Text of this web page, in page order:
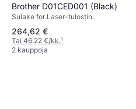
Brother D01CED001 (Black)
Sulake for Laser-tulostin:
264,62 €
Tai 46,22 €/kk.¹
2 kauppoja